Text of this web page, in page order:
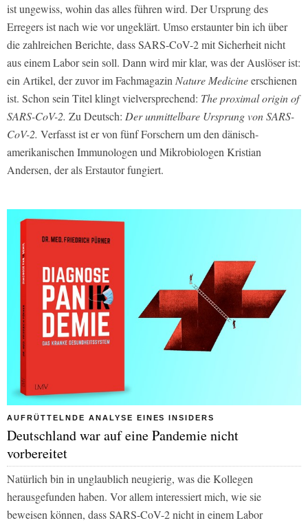
ist ungewiss, wohin das alles führen wird. Der Ursprung des
Erregers ist nach wie vor ungeklärt. Umso erstaunter bin ich über
die zahlreichen Berichte, dass SARS-CoV-2 mit Sicherheit nicht
aus einem Labor sein soll. Dann wird mir klar, was der Auslöser ist:
ein Artikel, der zuvor im FachmagazinNature Medicineerschienen
ist. Schon sein Titel klingt vielversprechend: The proximal origin of
SARS-CoV-2. Zu Deutsch: Der unmittelbare Ursprung von SARS-
CoV-2. Verfasst ist er von fünf Forschern um den dänisch-
amerikanischen Immunologen und Mikrobiologen Kristian
Andersen, der als Erstautor fungiert.
AUFRÜTTELNDE ANALYSE EINES INSIDERS
Deutschland war auf eine Pandemie nicht
vorbereitet
Natürlich bin in unglaublich neugierig, was die Kollegen
herausgefunden haben. Vor allem interessiert mich, wie sie
beweisen können, dass SARS-CoV-2 nicht in einem Labor